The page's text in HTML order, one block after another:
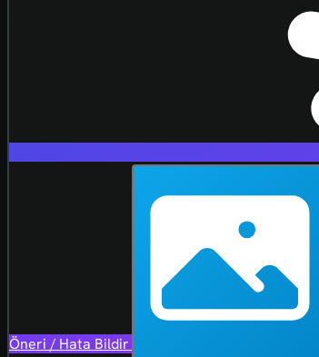
Öneri / Hata Bildir